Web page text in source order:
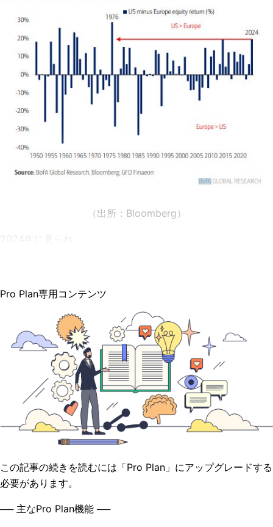
（出所：Bloomberg）
2024年に見られ
Pro Plan専用コンテンツ
この記事の続きを読むには「Pro Plan」にアップグレードする
必要があります。
── 主なPro Plan機能 ──